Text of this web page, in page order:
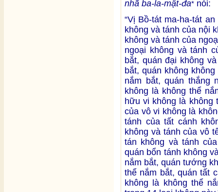
nhã ba-la-mật-đa* nói:
“Vị Bồ-tát ma-ha-tát
không và tánh của nội
không và tánh của
ngoại không và tánh
bắt, quán đại không
bắt, quán không
nắm bắt, quán thắng
không là không thể
hữu vi không là không
của vô vi không là
tánh của tất cánh
không và tánh của vô
tán không và tánh
quán bổn tánh không
nắm bắt, quán tướng
thể nắm bắt, quán tất
không là không thể